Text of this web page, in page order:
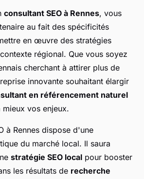
consultant SEO à Rennes, vous
au fait des spécificités
en œuvre des stratégies
régional. Que vous soyez
cherchant à attirer plus de
innovante souhaitant élargir
en référencement naturel
vos enjeux.
à Rennes dispose d'une
du marché local. Il saura
stratégie SEO local pour booster
les résultats de recherche